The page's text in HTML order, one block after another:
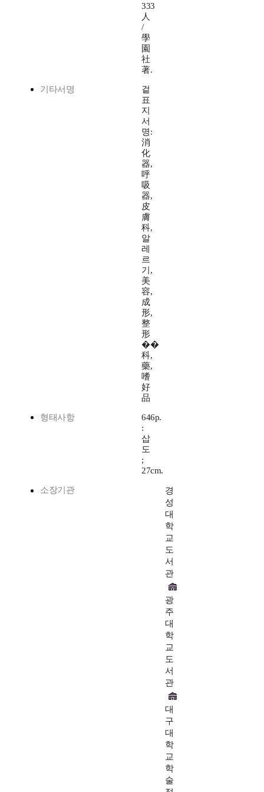
333
人
/
學
園
社
著.
기타서명
겉
표
지
서
명:
消
化
器,
呼
吸
器,
皮
膚
科,
알
레
르
기,
美
容,
成
形,
整
形
��
科,
藥,
嗜
好
品
형태사항
646p.
:
삽
도
;
27cm.
소장기관
경
성
대
학
교
도
서
관
광
주
대
학
교
도
서
관
대
구
대
학
교
학
술